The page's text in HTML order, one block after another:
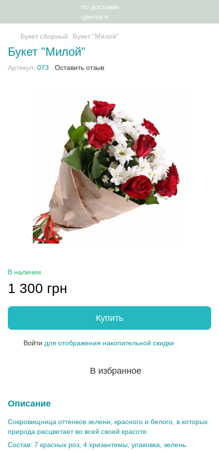
Букет сборный Букет "Милой"
Букет "Милой"
Артикул: 073 Оставить отзыв
В наличии
1 300 грн
Купить
Войти для отображения накопительной скидки
В избранное
Описание
Сокровищница оттенков зелени, красного и белого, в которых
природа расцветает во всей своей красоте.
Состав: 7 красных роз, 4 хризантемы, упаковка, зелень.